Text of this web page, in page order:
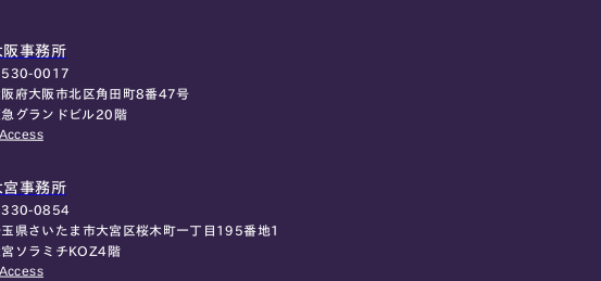
阪事務所
530-0017
阪府大阪市北区角田町8番47号
急グランドビル20階
宮事務所
330-0854
県さいたま市大宮区桜木町一丁目195番地1
宮ソラミチKOZ4階